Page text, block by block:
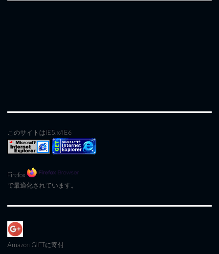
このサイトはIE5.x/IE6
Firefox
で最適化されています。
Amazon GIFTに寄付